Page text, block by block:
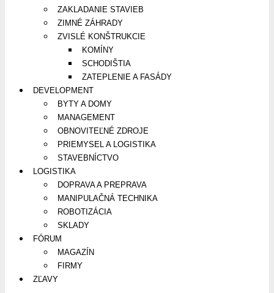
ZAKLADANIE STAVIEB
ZIMNÉ ZÁHRADY
ZVISLÉ KONŠTRUKCIE
KOMÍNY
SCHODIŠTIA
ZATEPLENIE A FASÁDY
DEVELOPMENT
BYTY A DOMY
MANAGEMENT
OBNOVITEĽNÉ ZDROJE
PRIEMYSEL A LOGISTIKA
STAVEBNÍCTVO
LOGISTIKA
DOPRAVA A PREPRAVA
MANIPULAČNÁ TECHNIKA
ROBOTIZÁCIA
SKLADY
FÓRUM
MAGAZÍN
FIRMY
ZĽAVY